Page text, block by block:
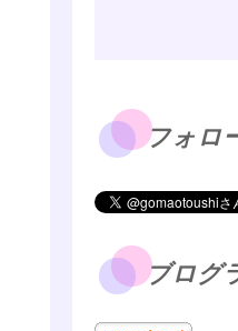
フォロ
ブログ